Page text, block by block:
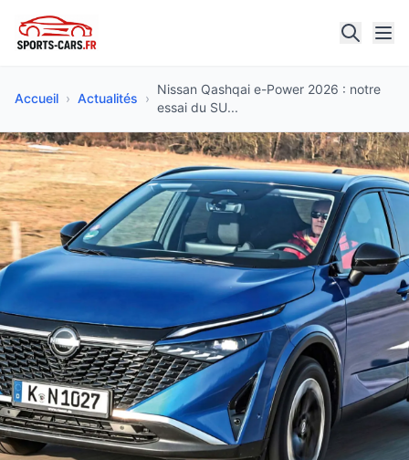
Accueil › Actualités ›
Nissan Qashqai e-Power 2026 : notre
essai du SU...